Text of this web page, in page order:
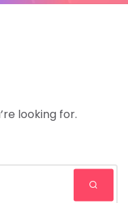
looking for.